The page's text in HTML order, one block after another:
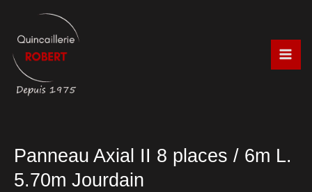
contenu
Panneau Axial II 8 places / 6m L.
5.70m Jourdain